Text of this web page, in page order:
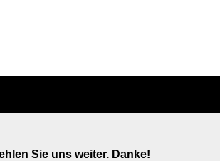
Sie uns weiter. Danke!